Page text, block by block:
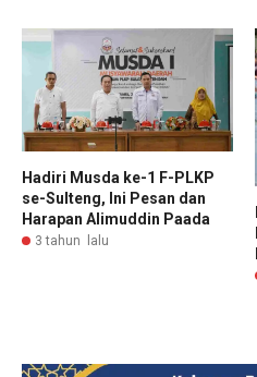
Hadiri Musda ke-1 F-PLKP
se-Sulteng, Ini Pesan dan
Harapan Alimuddin Paada
3 tahun lalu